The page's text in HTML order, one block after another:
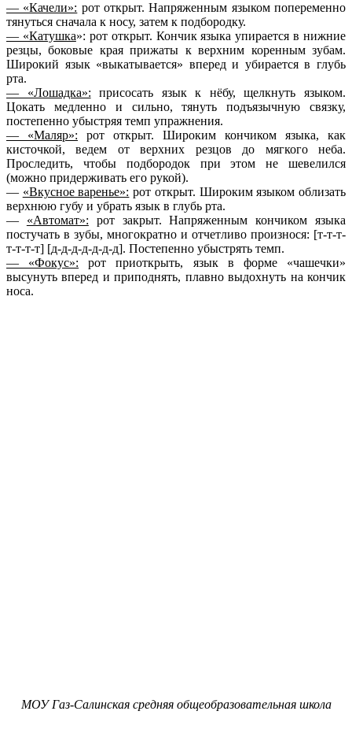
— «Качели»: рот открыт. Напряженным языком попеременно
тянуться сначала к носу, затем к подбородку.
— «Катушка»: рот открыт. Кончик языка упирается в нижние
резцы, боковые края прижаты к верхним коренным зубам.
Широкий язык «выкатывается» вперед и убирается в глубь
рта.
— «Лошадка»: присосать язык к нёбу, щелкнуть языком.
Цокать медленно и сильно, тянуть подъязычную связку,
постепенно убыстряя темп упражнения.
— «Маляр»: рот открыт. Широким кончиком языка, как
кисточкой, ведем от верхних резцов до мягкого неба.
Проследить, чтобы подбородок при этом не шевелился
(можно придерживать его рукой).
— «Вкусное варенье»: рот открыт. Широким языком облизать
верхнюю губу и убрать язык в глубь рта.
— «Автомат»: рот закрыт. Напряженным кончиком языка
постучать в зубы, многократно и отчетливо произнося: [т-т-т-
т-т-т-т] [д-д-д-д-д-д-д]. Постепенно убыстрять темп.
— «Фокус»: рот приоткрыть, язык в форме «чашечки»
высунуть вперед и приподнять, плавно выдохнуть на кончик
носа.
МОУ Газ-Салинская средняя общеобразовательная школа